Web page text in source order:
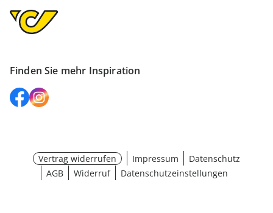
Finden Sie mehr Inspiration
Vertrag widerrufen Impressum
Datenschutz
AGB
Widerruf Datenschutzeinstellungen